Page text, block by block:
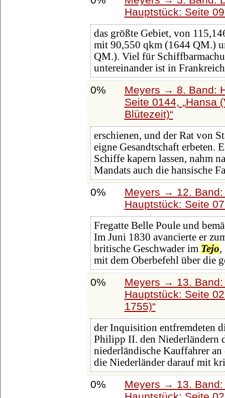
Hauptstück: Seite
das größte Gebiet, von
mit 90,550 qkm (1644 QM.)
QM.). Viel für
untereinander ist in
0%
Meyers → 8. Band:
Seite 0144,
Hansa
Blütezeit)
erschienen, und der Rat von
eigne Gesandtschaft erbeten.
Schiffe kapern lassen, nahm
Mandats auch die hansische
0%
Meyers → 12.
Hauptstück: Seite
Fregatte Belle Poule und
Im Juni 1830 avancierte er
britische Geschwader im Tejo,
mit dem Oberbefehl über die
0%
Meyers → 13.
Hauptstück: Seite
1755)
der Inquisition entfremdeten
Philipp II. den Niederländern
niederländische Kauffahrer
die Niederländer darauf mit
0%
Meyers → 13.